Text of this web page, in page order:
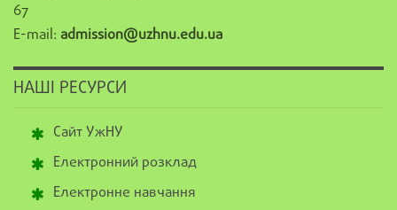
67
E-mail: admission@uzhnu.edu.ua
НАШІ РЕСУРСИ
Сайт УжНУ
Електронний розклад
Електронне навчання